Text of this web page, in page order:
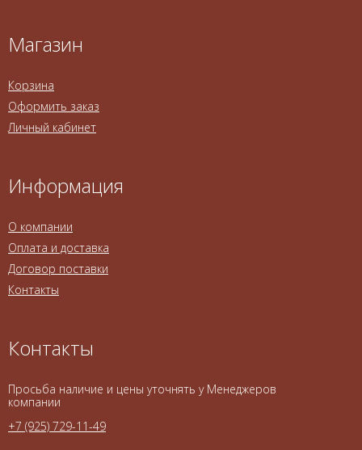
Магазин
Корзина
Оформить заказ
Личный кабинет
Информация
О компании
Оплата и доставка
Договор поставки
Контакты
Контакты
Просьба наличие и цены уточнять у Менеджеров
компании
+7 (925) 729-11-49